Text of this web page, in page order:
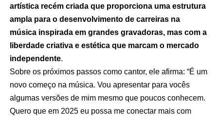
artística recém criada que proporciona uma estrutura
ampla para o desenvolvimento de carreiras na
música inspirada em grandes gravadoras, mas com a
liberdade criativa e estética que marcam o mercado
independente.
Sobre os próximos passos como cantor, ele afirma: “É um
novo começo na música. Vou apresentar para vocês
algumas versões de mim mesmo que poucos conhecem.
Quero que em 2025 eu possa me conectar mais com